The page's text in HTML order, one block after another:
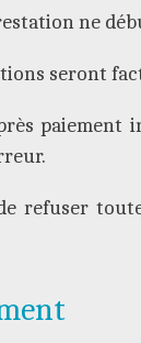
ne
seront
refuser